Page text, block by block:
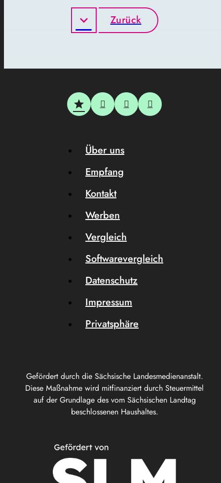
Zurück
Gefördert durch die Sächsische Landesmedienanstalt.
Diese Maßnahme wird mitfinanziert durch Steuermittel
auf der Grundlage des vom Sächsischen Landtag
beschlossenen Haushaltes.
Über uns
Empfang
Kontakt
Werben
Vergleich
Softwarevergleich
Datenschutz
Impressum
Privatsphäre